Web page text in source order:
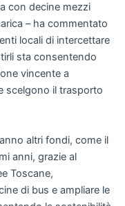
con decine mezzi
– ha commentato
locali di intercettare
sta consentendo
vincente a
scelgono il trasporto
altri fondi, come il
anni, grazie al
Toscane,
di bus e ampliare le